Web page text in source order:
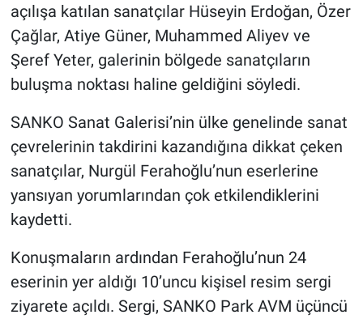
açılışa katılan sanatçılar Hüseyin Erdoğan, Özer
Çağlar, Atiye Güner, Muhammed Aliyev ve
Şeref Yeter, galerinin bölgede sanatçıların
buluşma noktası haline geldiğini söyledi.
SANKO Sanat Galerisi’nin ülke genelinde sanat
çevrelerinin takdirini kazandığına dikkat çeken
sanatçılar, Nurgül Ferahoğlu’nun eserlerine
yansıyan yorumlarından çok etkilendiklerini
kaydetti.
Konuşmaların ardından Ferahoğlu’nun 24
eserinin yer aldığı 10’uncu kişisel resim sergi
ziyarete açıldı. Sergi, SANKO Park AVM üçüncü